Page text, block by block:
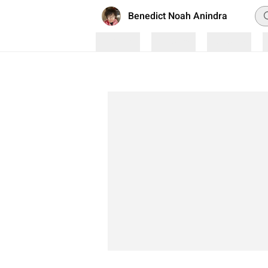
Benedict Noah Anindra